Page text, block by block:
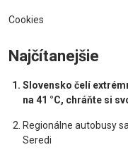
Cookies
Najčítanejšie
Slovensko čelí
na 41 °C, chráňte si
Regionálne autobusy
Seredi